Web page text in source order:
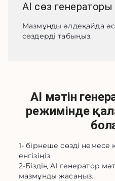
AI сөз генераторы
Мазмұнды әлдеқайда
сөздерді табыңыз.
AI мәтін
режимінде
1- бірнеше сөзді немесе
енгізіңіз.
2-Біздің AI генератор
мазмұнды жасаңыз.